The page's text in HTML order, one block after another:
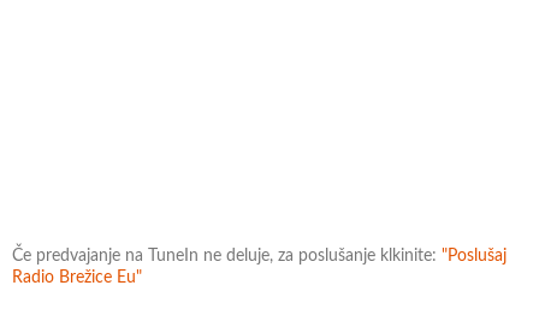
Če predvajanje na TuneIn ne deluje, za poslušanje klkinite: "Poslušaj
Radio Brežice Eu"